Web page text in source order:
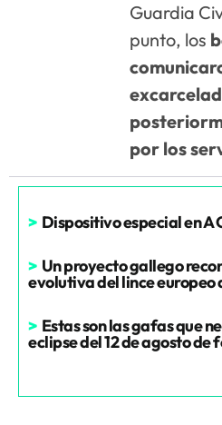
Guardia
punto, los
por los
> Dispositivo especial en A
> Un proyecto gallego
evolutiva del lince europeo
> Estas son las gafas que
eclipse del 12 de agosto de